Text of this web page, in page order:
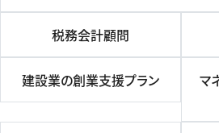
税務会計顧問
建設業の創業支援プラン
マ